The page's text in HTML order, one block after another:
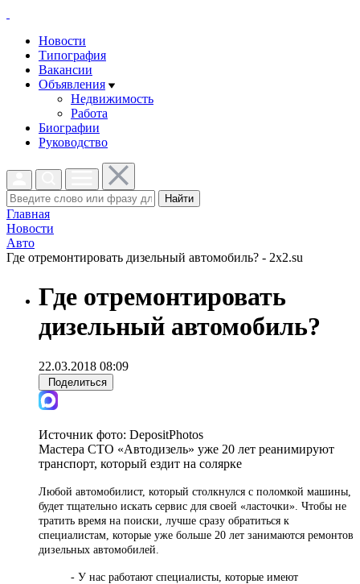
Новости
Типография
Вакансии
Объявления
Недвижимость
Работа
Биографии
Руководство
Найти
Главная
Новости
Авто
Где отремонтировать дизельный автомобиль? - 2x2.su
Где отремонтировать
дизельный автомобиль?
22.03.2018 08:09
Поделиться
Источник фото: DepositPhotos
Мастера СТО «Автодизель» уже 20 лет реанимируют
транспорт, который ездит на солярке
Любой автомобилист, который столкнулся с поломкой машины,
будет тщательно искать сервис для своей «ласточки». Чтобы не
тратить время на поиски, лучше сразу обратиться к
специалистам, которые уже больше 20 лет занимаются ремонтов
дизельных автомобилей.
- У нас работают специалисты, которые имеют